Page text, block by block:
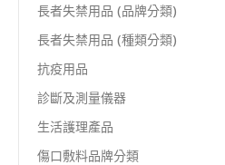
長者失禁用品 (品牌分類)
長者失禁用品 (種類分類)
抗疫用品
診斷及測量儀器
生活護理產品
傷口敷料品牌分類